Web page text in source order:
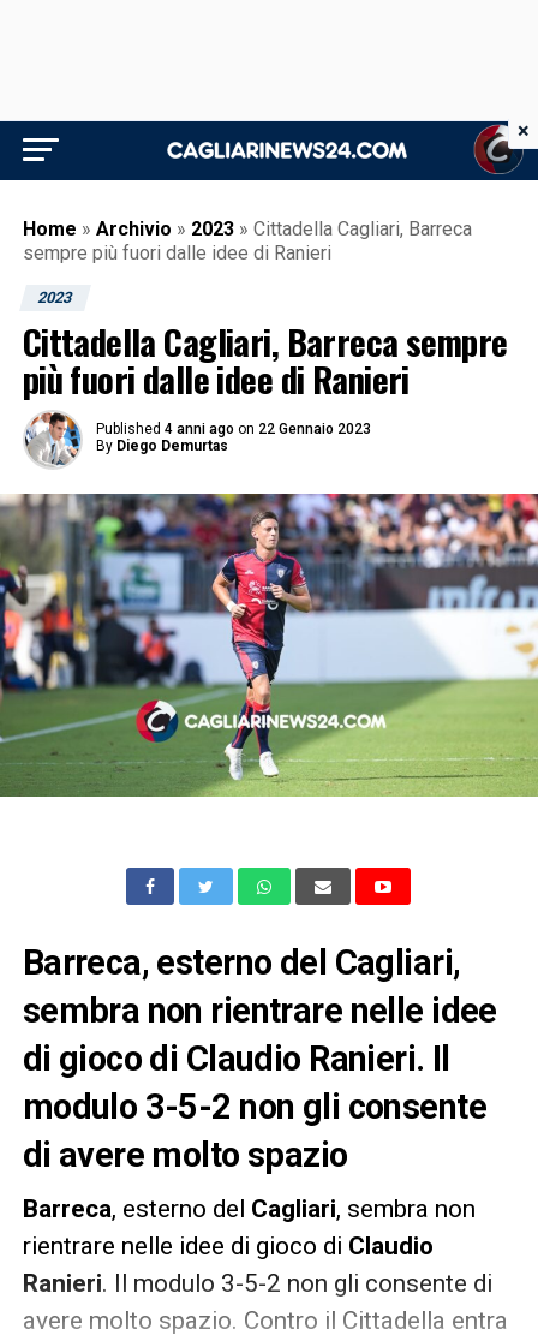
Home » Archivio » 2023 » Cittadella Cagliari, Barreca
sempre più fuori dalle idee di Ranieri
2023
Cittadella Cagliari, Barreca sempre
più fuori dalle idee di Ranieri
Published 4 anni ago on 22 Gennaio 2023
By Diego Demurtas
Barreca, esterno del Cagliari,
sembra non rientrare nelle idee
di gioco di Claudio Ranieri. Il
modulo 3-5-2 non gli consente
di avere molto spazio
Barreca, esterno del Cagliari, sembra non
rientrare nelle idee di gioco di Claudio
Ranieri. Il modulo 3-5-2 non gli consente di
avere molto spazio. Contro il Cittadella entra
×